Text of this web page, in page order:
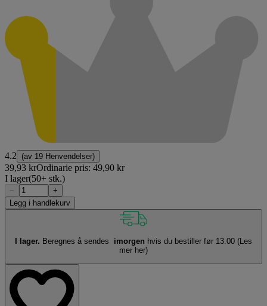
4.2 (av 19 Henvendelser)
39,93 krOrdinarie pris: 49,90 kr
I lager(50+ stk.)
−
+
Legg i handlekurv
I lager. Beregnes å sendes imorgen hvis du bestiller før 13.00 (Les
mer her)